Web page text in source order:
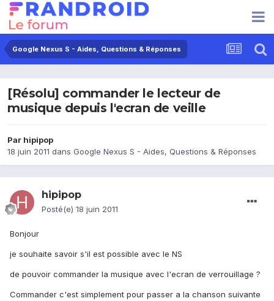
Google Nexus S - Aides, Questions & Réponses
[Résolu] commander le lecteur de
musique depuis l'ecran de veille
Par hipipop
18 juin 2011 dans Google Nexus S - Aides, Questions & Réponses
hipipop
Posté(e) 18 juin 2011
Bonjour
je souhaite savoir s'il est possible avec le NS
de pouvoir commander la musique avec l'ecran de verrouillage ?
Commander c'est simplement pour passer a la chanson suivante